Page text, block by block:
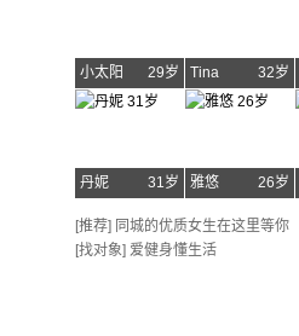
小太阳 29岁 Tina 32岁
丹妮 31岁 雅悠 26岁
[推荐] 同城的优质女生在这里等你
[找对象] 爱健身懂生活